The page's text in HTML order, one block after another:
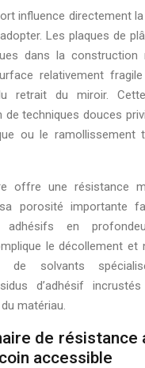
influence directement
Les plaques de
dans la construction
relativement
retrait du miroir.
de techniques douces
ou le ramollissement
offre une résistance
porosité importante
adhésifs en
le décollement et
de solvants
d’adhésif
matériau.
de résistance
accessible